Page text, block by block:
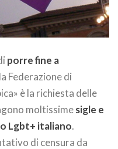
porre fine a
Federazione di
è la richiesta delle
moltissimesigle e
Lgbt+ italiano.
di censura da